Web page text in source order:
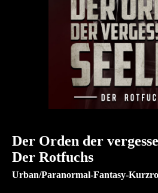
Der Orden der
Der Rotfuchs
Urban/Paranormal-Fantasy-